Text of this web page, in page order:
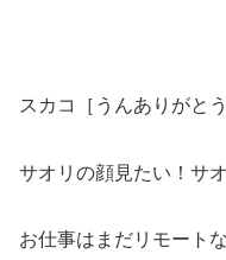
スカコ［うんありがと
サオリの顔見たい！サオ
お仕事はまだリモートな